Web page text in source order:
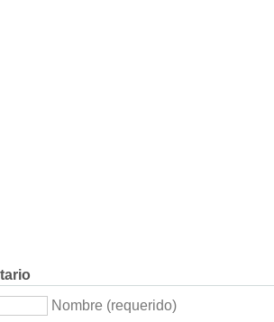
Nombre (requerido)